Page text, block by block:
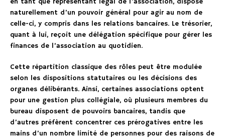
naturellement d’un pouvoir général pour agir au nom de
celle-ci, y compris dans les relations bancaires. Le trésorier,
quant à lui, reçoit une délégation spécifique pour gérer les
finances de l’association au quotidien.
Cette répartition classique des rôles peut être modulée
selon les dispositions statutaires ou les décisions des
organes délibérants. Ainsi, certaines associations optent
pour une gestion plus collégiale, où plusieurs membres du
bureau disposent de pouvoirs bancaires, tandis que
d’autres préfèrent concentrer ces prérogatives entre les
mains d’un nombre limité de personnes pour des raisons de